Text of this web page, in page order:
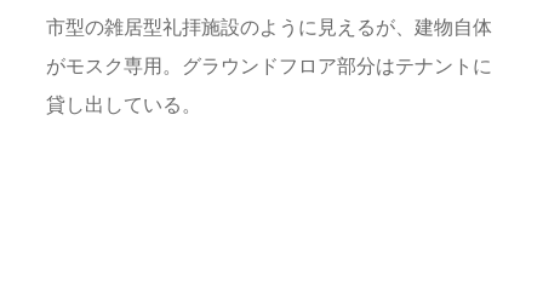
市型の雑居型礼拝施設のように見えるが、建物自体
がモスク専用。グラウンドフロア部分はテナントに
貸し出している。